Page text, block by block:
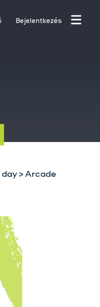
Bejelentkezés
day>Arcade